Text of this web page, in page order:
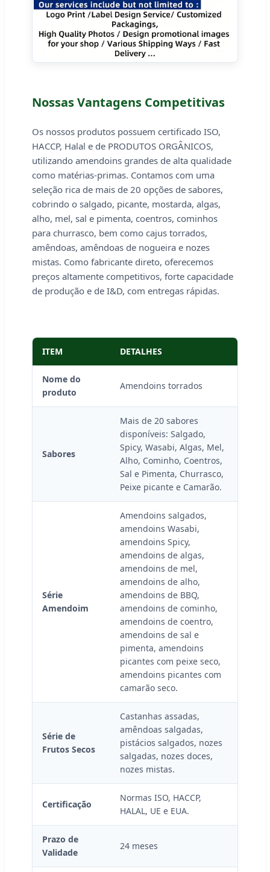
Nossas Vantagens Competitivas
Os nossos produtos possuem certificado ISO,
HACCP, Halal e de PRODUTOS ORGÂNICOS,
utilizando amendoins grandes de alta qualidade
como matérias-primas. Contamos com uma
seleção rica de mais de 20 opções de sabores,
cobrindo o salgado, picante, mostarda, algas,
alho, mel, sal e pimenta, coentros, cominhos
para churrasco, bem como cajus torrados,
amêndoas, amêndoas de nogueira e nozes
mistas. Como fabricante direto, oferecemos
preços altamente competitivos, forte capacidade
de produção e de I&D, com entregas rápidas.
ITEM DETALHES
Nome do
produto
Amendoins torrados
Sabores
Mais de 20 sabores
disponíveis: Salgado,
Spicy, Wasabi, Algas, Mel,
Alho, Cominho, Coentros,
Sal e Pimenta, Churrasco,
Peixe picante e Camarão.
Série
Amendoim
Amendoins salgados,
amendoins Wasabi,
amendoins Spicy,
amendoins de algas,
amendoins de mel,
amendoins de alho,
amendoins de BBQ,
amendoins de cominho,
amendoins de coentro,
amendoins de sal e
pimenta, amendoins
picantes com peixe seco,
amendoins picantes com
camarão seco.
Série de
Frutos Secos
Castanhas assadas,
amêndoas salgadas,
pistácios salgados, nozes
salgadas, nozes doces,
nozes mistas.
Certificação
Normas ISO, HACCP,
HALAL, UE e EUA.
Prazo de
Validade
24 meses